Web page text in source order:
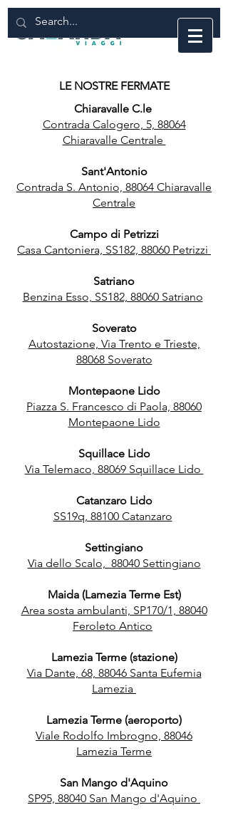
LE NOSTRE FERMATE
Chiaravalle C.le
Contrada Calogero, 5, 88064
Chiaravalle Centrale
Sant'Antonio
Contrada S. Antonio, 88064 Chiaravalle
Centrale
Campo di Petrizzi
Casa Cantoniera, SS182, 88060 Petrizzi
Satriano
Benzina Esso, SS182, 88060 Satriano
Soverato
Autostazione, Via Trento e Trieste,
88068 Soverato
Montepaone Lido
Piazza S. Francesco di Paola, 88060
Montepaone Lido
Squillace Lido
Via Telemaco, 88069 Squillace Lido
Catanzaro Lido
SS19q, 88100 Catanzaro
Settingiano
Via dello Scalo, 88040 Settingiano
Maida (Lamezia Terme Est)
Area sosta ambulanti, SP170/1, 88040
Feroleto Antico
Lamezia Terme (stazione)
Via Dante, 68, 88046 Santa Eufemia
Lamezia
Lamezia Terme (aeroporto)
Viale Rodolfo Imbrogno, 88046
Lamezia Terme
San Mango d'Aquino
SP95, 88040 San Mango d'Aquino